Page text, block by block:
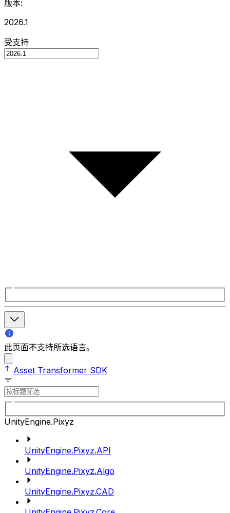
版本:
2026.1
受支持
此页面不支持所选语言。
Asset Transformer SDK
UnityEngine.Pixyz
UnityEngine.Pixyz.API
UnityEngine.Pixyz.Algo
UnityEngine.Pixyz.CAD